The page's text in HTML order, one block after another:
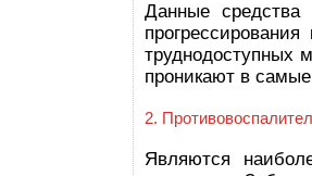
Данные средства
труднодоступных
проникают в
2.
Являются